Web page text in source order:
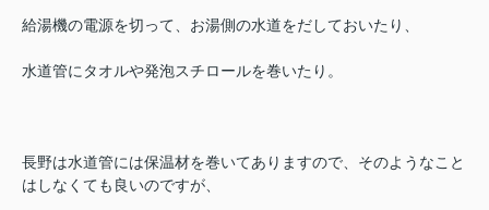
給湯機の電源を切って、お湯側の水道をだしておいたり、
水道管にタオルや発泡スチロールを巻いたり。
長野は水道管には保温材を巻いてありますので、そのようなこと
はしなくても良いのですが、